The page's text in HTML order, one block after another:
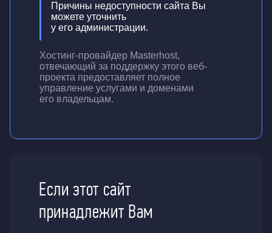
Причины недоступности сайта Вы
можете уточнить
у его администрации.
Хостинг-провайдер Masterhost,
отвечающий за поддержку этого веб-
проекта предоставляет полное
управление услугами и доменами
его владельцам.
Если этот сайт
принадлежит Вам